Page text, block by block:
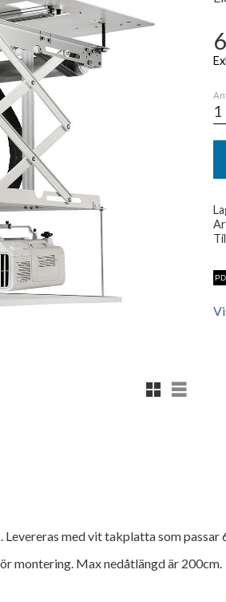
Rutnätsvy
Listvy
med vit takplatta som passar
montering. Max nedåtlängd är 200cm.